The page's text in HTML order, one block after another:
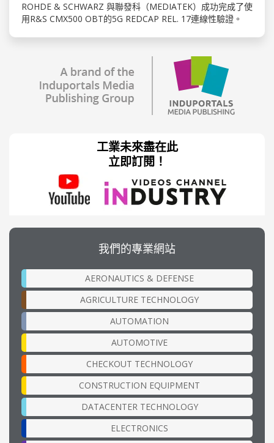
ROHDE & SCHWARZ 與聯發科（MEDIATEK）成功完成了使
用R&S CMX500 OBT的5G REDCAP REL. 17連線性驗證。
工業未來盡在此
立即訂閱！
我們的專業網站
AERONAUTICS & DEFENSE
AGRICULTURE TECHNOLOGY
AUTOMATION
AUTOMOTIVE
CHECKOUT TECHNOLOGY
CONSTRUCTION EQUIPMENT
DATACENTER TECHNOLOGY
ELECTRONICS